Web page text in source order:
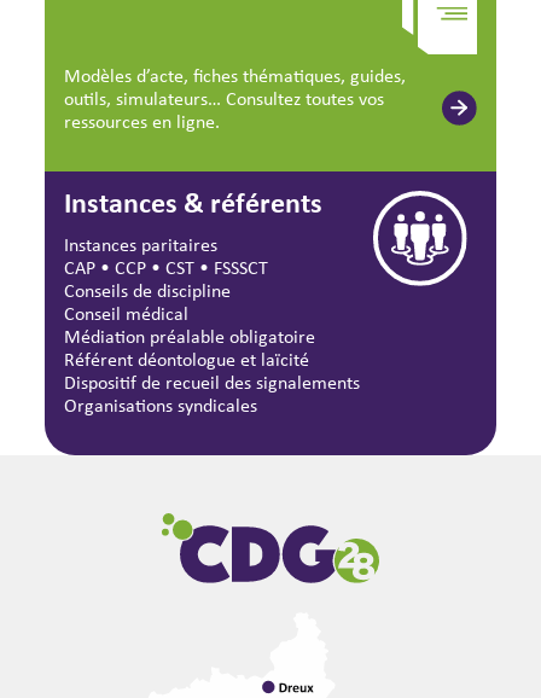
Modèles d’acte, fiches thématiques, guides,
outils, simulateurs… Consultez toutes vos
ressources en ligne.
Instances & référents
Instances paritaires
CAP •CCP •CST • FSSSCT
Conseils de discipline
Conseil médical
Médiation préalable obligatoire
Référent déontologue et laïcité
Dispositif de recueil des signalements
Organisations syndicales